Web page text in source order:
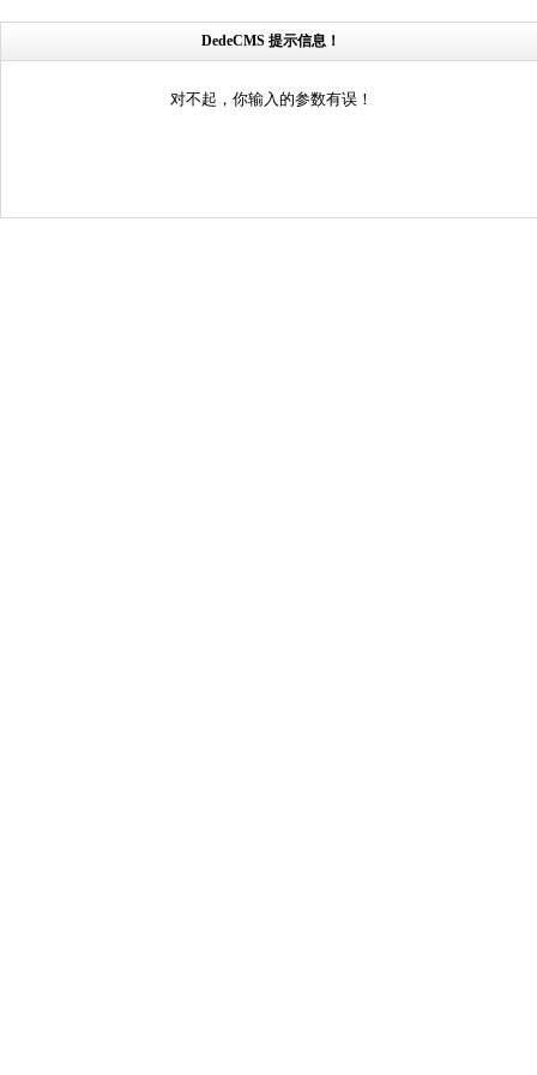
DedeCMS 提示信息！
对不起，你输入的参数有误！